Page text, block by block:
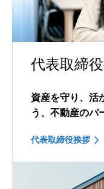
代表取締
資産を守り、活
う、不動産のパ
代表取締役挨拶